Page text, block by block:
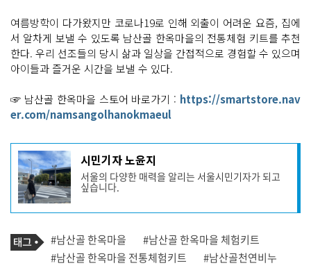
여름방학이 다가왔지만 코로나19로 인해 외출이 어려운 요즘, 집에
서 알차게 보낼 수 있도록 남산골 한옥마을의 전통체험 키트를 추천
한다. 우리 선조들의 당시 삶과 일상을 간접적으로 경험할 수 있으며
아이들과 즐거운 시간을 보낼 수 있다.
☞ 남산골 한옥마을 스토어 바로가기 : https://smartstore.nav
er.com/namsangolhanokmaeul
기
사
작
성
자
프
필
시민기자 노윤지
서울의 다양한 매력을 알리는 서울시민기자가 되고
싶습니다.
기
사
관
태
그
#남산골 한옥마을
#남산골 한옥마을 체험키트
#남산골 한옥마을 전통체험키트
#남산골천연비누